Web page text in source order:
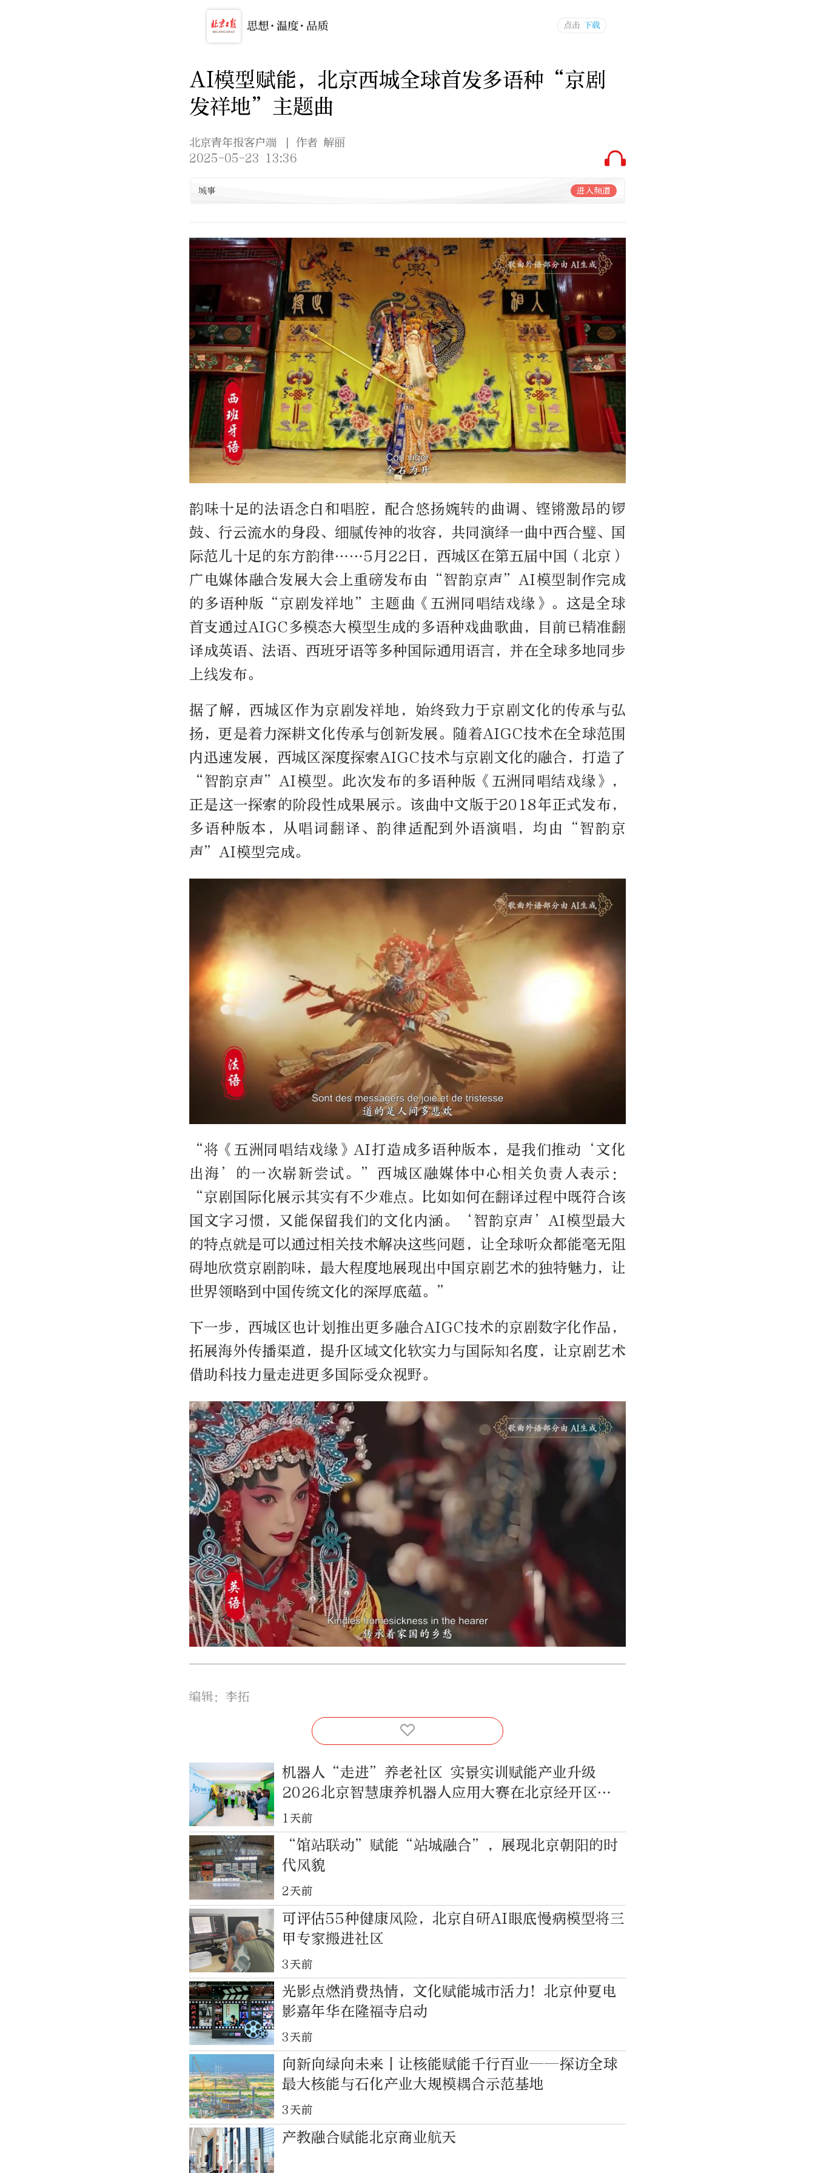
AI模型赋能，北京西城全球首发多语种“京剧
发祥地”主题曲
北京青年报客户端
| 作者 解丽
2025-05-23 13:36
城事 进入频道
韵味十足的法语念白和唱腔，配合悠扬婉转的曲调、铿锵激昂的锣
鼓、行云流水的身段、细腻传神的妆容，共同演绎一曲中西合璧、国
际范儿十足的东方韵律……5月22日，西城区在第五届中国（北京）
广电媒体融合发展大会上重磅发布由“智韵京声”AI模型制作完成
的多语种版“京剧发祥地”主题曲《五洲同唱结戏缘》。这是全球
首支通过AIGC多模态大模型生成的多语种戏曲歌曲，目前已精准翻
译成英语、法语、西班牙语等多种国际通用语言，并在全球多地同步
上线发布。
据了解，西城区作为京剧发祥地，始终致力于京剧文化的传承与弘
扬，更是着力深耕文化传承与创新发展。随着AIGC技术在全球范围
内迅速发展，西城区深度探索AIGC技术与京剧文化的融合，打造了
“智韵京声”AI模型。此次发布的多语种版《五洲同唱结戏缘》，
正是这一探索的阶段性成果展示。该曲中文版于2018年正式发布，
多语种版本，从唱词翻译、韵律适配到外语演唱，均由“智韵京
声”AI模型完成。
“将《五洲同唱结戏缘》AI打造成多语种版本，是我们推动‘文化
出海’的一次崭新尝试。”西城区融媒体中心相关负责人表示：
“京剧国际化展示其实有不少难点。比如如何在翻译过程中既符合该
国文字习惯，又能保留我们的文化内涵。‘智韵京声’AI模型最大
的特点就是可以通过相关技术解决这些问题，让全球听众都能毫无阻
碍地欣赏京剧韵味，最大程度地展现出中国京剧艺术的独特魅力，让
世界领略到中国传统文化的深厚底蕴。”
下一步，西城区也计划推出更多融合AIGC技术的京剧数字化作品，
拓展海外传播渠道，提升区域文化软实力与国际知名度，让京剧艺术
借助科技力量走进更多国际受众视野。
编辑：李拓
机器人“走进”养老社区 实景实训赋能产业升级
2026北京智慧康养机器人应用大赛在北京经开区顺
利收官
1天前
“馆站联动”赋能“站城融合”，展现北京朝阳的时
代风貌
2天前
可评估55种健康风险，北京自研AI眼底慢病模型将三
甲专家搬进社区
3天前
光影点燃消费热情，文化赋能城市活力！北京仲夏电
影嘉年华在隆福寺启动
3天前
向新向绿向未来丨让核能赋能千行百业——探访全球
最大核能与石化产业大规模耦合示范基地
3天前
产教融合赋能北京商业航天